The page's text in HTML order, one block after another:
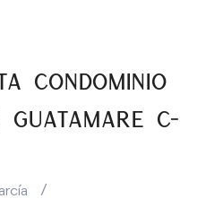
condominio
C-